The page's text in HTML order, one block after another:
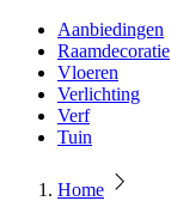
Aanbiedingen
Raamdecoratie
Vloeren
Verlichting
Verf
Tuin
Home